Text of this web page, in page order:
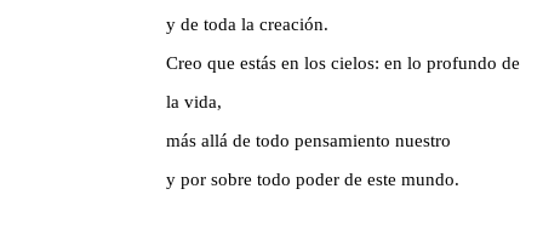
y de toda la creación.
Creo que estás en los cielos: en lo profundo de
la vida,
más allá de todo pensamiento nuestro
y por sobre todo poder de este mundo.